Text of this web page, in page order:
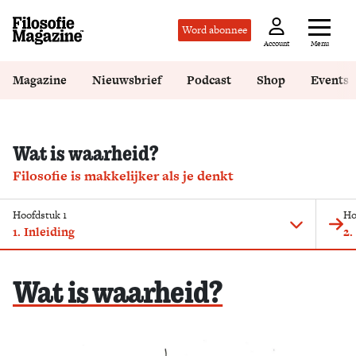
Word abonnee
Account Menu
Magazine Nieuwsbrief Podcast Shop Events
Wat is waarheid?
Filosofie is makkelijker als je denkt
Hoofdstuk 1
1. Inleiding
Wat is waarheid?